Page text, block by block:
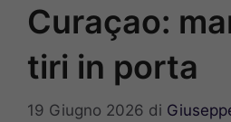
Curaçao:
tiri in porta
19 Giugno 2026 di